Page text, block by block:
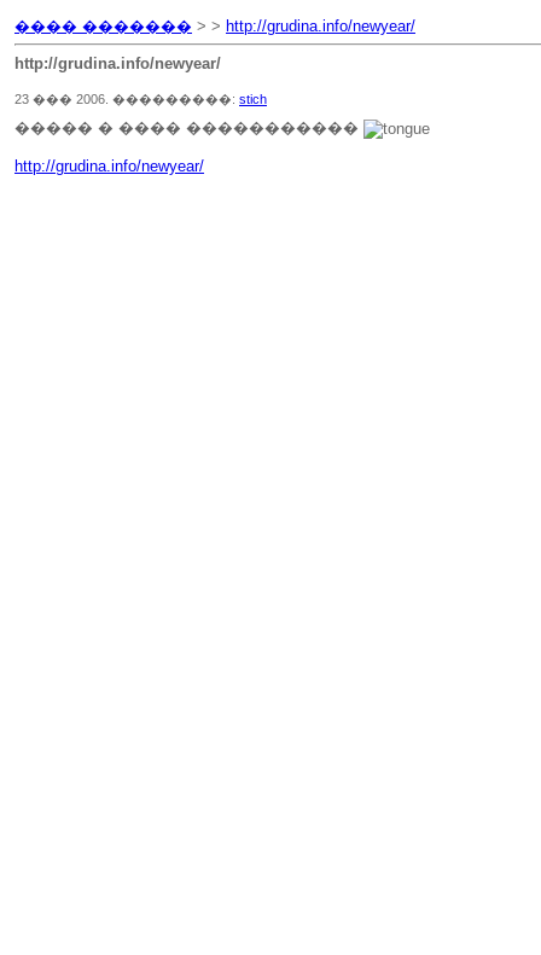
���� ������� > > http://grudina.info/newyear/
http://grudina.info/newyear/
23 ��� 2006. ���������: stich
����� � ���� �����������
http://grudina.info/newyear/